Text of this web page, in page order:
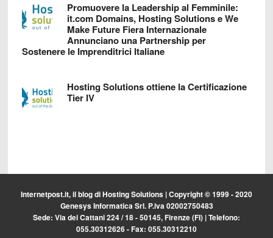
Promuovere la Leadership al Femminile:
it.com Domains, Hosting Solutions e We
Make Future Fiera Internazionale
Annunciano una Partnership per
Sostenere le Imprenditrici Italiane
Hosting Solutions ottiene la Certificazione
Tier IV
Internetpost.it, il blog diHosting Solutions | Copyright © 1999 - 2020
Genesys Informatica Srl. P.iva 02002750483
Sede: Via dei Cattani 224 / 18 - 50145, Firenze (FI) | Telefono:
055.30312626 - Fax: 055.30312210